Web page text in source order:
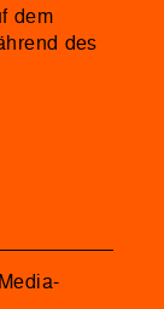
dem
des